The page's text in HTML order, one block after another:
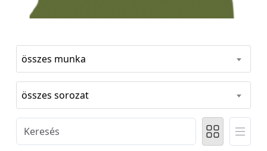
összes munka
összes sorozat